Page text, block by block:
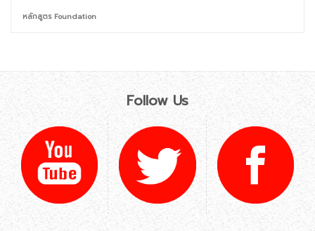
หลักสูตร Foundation
Follow Us